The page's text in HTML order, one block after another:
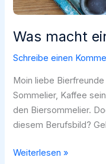
Was macht
Schreibe einen
Moin liebe
Sommelier, Kaffee
den Biersommelier.
diesem Berufsbild?
Was
Weiterlesen »